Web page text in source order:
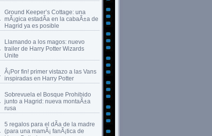
Ground Keeper’s Cottage: una
mÃ¡gica estadÃ­a en la cabaÃ±a de
Hagrid ya es posible
Llamando a los magos: nuevo
trailer de Harry Potter Wizards
Unite
Â¡Por fin! primer vistazo a las Vans
inspiradas en Harry Potter
Sobrevuela el Bosque Prohibido
junto a Hagrid: nueva montaÃ±a
rusa
5 regalos para el dÃ­a de la madre
(para una mamÃ¡ fanÃ¡tica de